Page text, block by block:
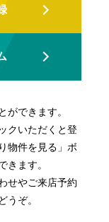
ができます。
クいただくと登
物件を見る」ボ
きます。
せやご来店予約
うぞ。